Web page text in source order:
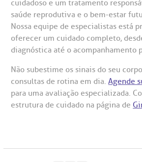
cuidadoso e um tratamento
saúde reprodutiva e o bem-estar
Nossa equipe de especialistas está
oferecer um cuidado completo,
diagnóstica até o acompanhamento
Não subestime os sinais do seu
consultas de rotina em dia.Agende
para uma avaliação especializada.
estrutura de cuidado na página de